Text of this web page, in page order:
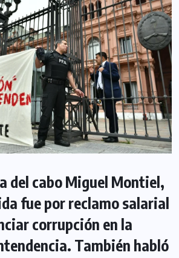
del cabo Miguel Montiel,
fue por reclamo salarial
corrupción en la
También habló